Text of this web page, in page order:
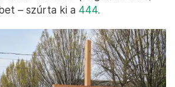
– szúrta ki a 444.